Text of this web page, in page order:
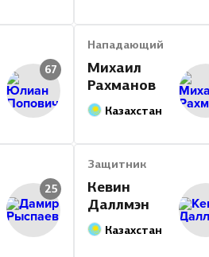
67
Нападающий
Михаил
Рахманов
Казахстан
25
Защитник
Кевин
Даллмэн
Казахстан